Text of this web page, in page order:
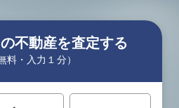
不動産を査定する
料・入力１分）